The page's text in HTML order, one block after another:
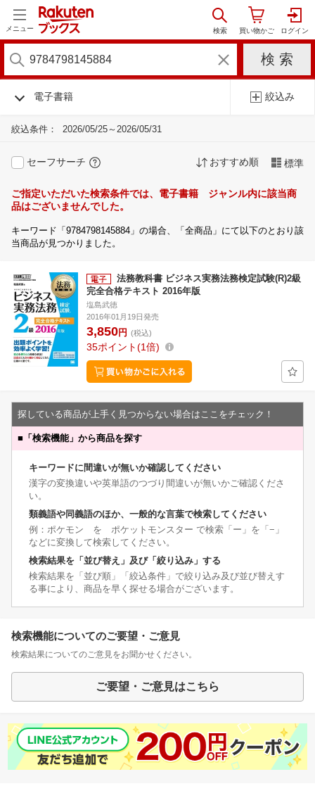
メニュー
電子書籍 絞込み
絞込条件： 2026/05/25～2026/05/31
セーフサーチ おすすめ順 標準
ご指定いただいた検索条件では、電子書籍 ジャンル内に該当商
品はございませんでした。
キーワード「9784798145884」の場合、「全商品」にて以下のとおり該
当商品が見つかりました。
法務教科書 ビジネス実務法務検定試験(R)2級
完全合格テキスト 2016年版
塩島武徳
2016年01月19日発売
3,850円 (税込)
35ポイント 1倍
探している商品が上手く見つからない場合はここをチェック！
■ 「検索機能」から商品を探す
キーワードに間違いが無いか確認してください
漢字の変換違いや英単語のつづり間違いが無いかご確認くださ
い。
類義語や同義語のほか、一般的な言葉で検索してください
例：ポケモン を ポケットモンスター で検索「ー」を「−」
などに変換して検索してください。
検索結果を「並び替え」及び「絞り込み」する
検索結果を「並び順」「絞込条件」で絞り込み及び並び替えす
る事により、商品を早く探せる場合がございます。
検索機能についてのご要望・ご意見
検索結果についてのご意見をお聞かせください。
ご要望・ご意見はこちら